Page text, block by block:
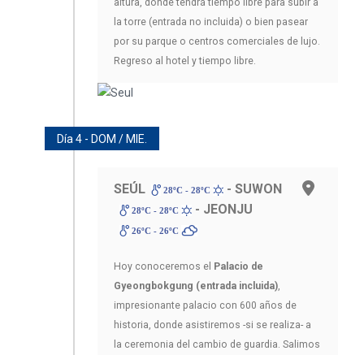
altura, donde tendrá tiempo libre para subir a
la torre (entrada no incluida) o bien pasear
por su parque o centros comerciales de lujo.
Regreso al hotel y tiempo libre.
Día 4 - DOM / MIE.
SEÚL 28ºC - 28ºC - SUWON
28ºC - 28ºC - JEONJU
26ºC - 26ºC
Hoy conoceremos el Palacio de
Gyeongbokgung (entrada incluida),
impresionante palacio con 600 años de
historia, donde asistiremos -si se realiza- a
la ceremonia del cambio de guardia. Salimos